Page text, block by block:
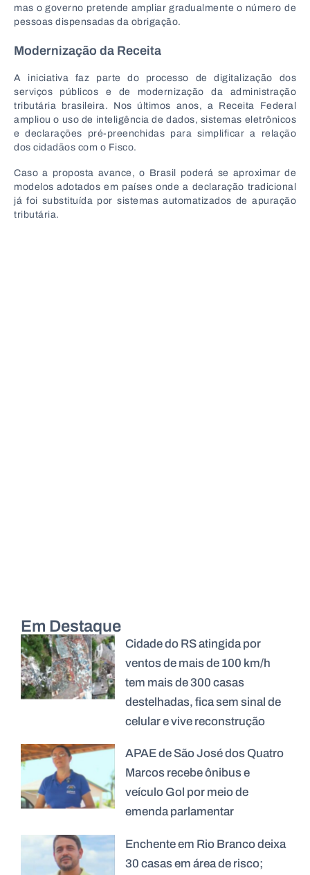
mas o governo pretende ampliar gradualmente o número de
pessoas dispensadas da obrigação.
Modernização da Receita
A iniciativa faz parte do processo de digitalização dos
serviços públicos e de modernização da administração
tributária brasileira. Nos últimos anos, a Receita Federal
ampliou o uso de inteligência de dados, sistemas eletrônicos
e declarações pré-preenchidas para simplificar a relação
dos cidadãos com o Fisco.
Caso a proposta avance, o Brasil poderá se aproximar de
modelos adotados em países onde a declaração tradicional
já foi substituída por sistemas automatizados de apuração
tributária.
Em Destaque
Cidade do RS atingida por
ventos de mais de 100 km/h
tem mais de 300 casas
destelhadas, fica sem sinal de
celular e vive reconstrução
APAE de São José dos Quatro
Marcos recebe ônibus e
veículo Gol por meio de
emenda parlamentar
Enchente em Rio Branco deixa
30 casas em área de risco;